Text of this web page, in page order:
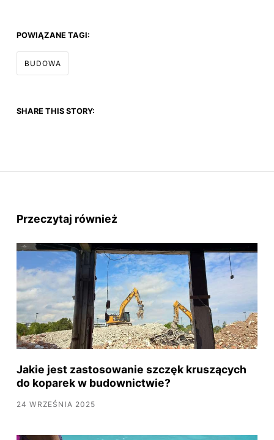
POWIĄZANE TAGI:
BUDOWA
SHARE THIS STORY:
Przeczytaj również
Jakie jest zastosowanie szczęk kruszących
do koparek w budownictwie?
24 WRZEŚNIA 2025